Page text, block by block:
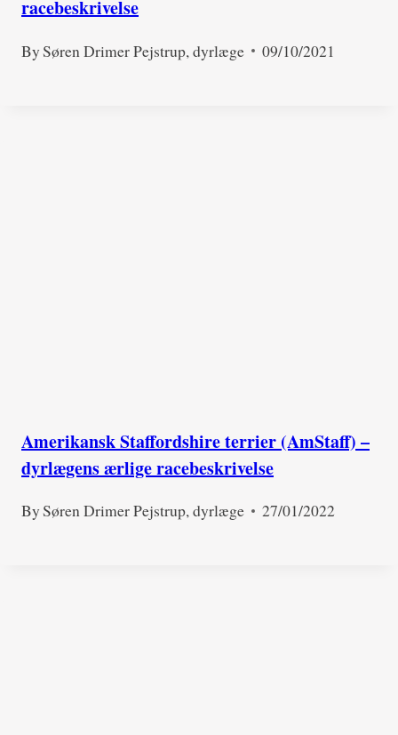
racebeskrivelse
BySøren Drimer Pejstrup, dyrlæge 09/10/2021
Amerikansk Staffordshire terrier (AmStaff) –
dyrlægens ærlige racebeskrivelse
BySøren Drimer Pejstrup, dyrlæge 27/01/2022